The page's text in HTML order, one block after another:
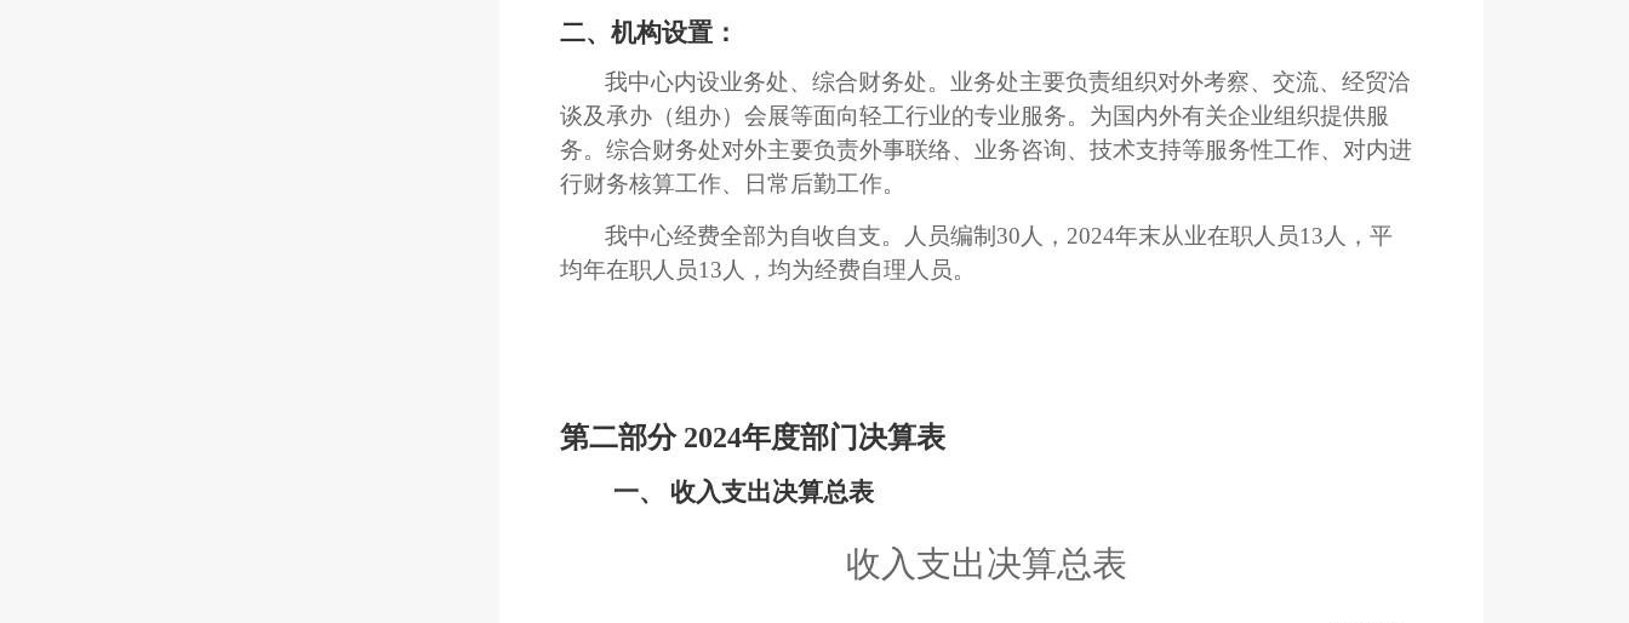
二、机构设置：
我中心内设业务处、综合财务处。业务处主要负责组织对外考察、交流、经贸洽
谈及承办（组办）会展等面向轻工行业的专业服务。为国内外有关企业组织提供服
务。综合财务处对外主要负责外事联络、业务咨询、技术支持等服务性工作、对内进
行财务核算工作、日常后勤工作。
我中心经费全部为自收自支。人员编制 30人，2024年末从业在职人员1 3人，平
均年在职人员13人，均为经费自理人员。
第二部分 2024年度部门决算表
一、 收入支出决算总表
收入支出决算总表